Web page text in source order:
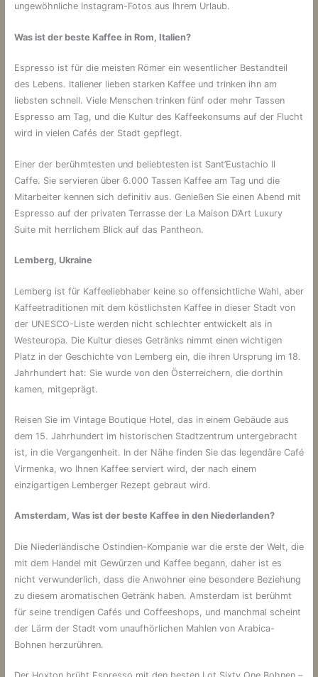
ungewöhnliche Instagram-Fotos aus Ihrem Urlaub.
Was ist der beste Kaffee in Rom, Italien?
Espresso ist für die meisten Römer ein wesentlicher Bestandteil
des Lebens. Italiener lieben starken Kaffee und trinken ihn am
liebsten schnell. Viele Menschen trinken fünf oder mehr Tassen
Espresso am Tag, und die Kultur des Kaffeekonsums auf der Flucht
wird in vielen Cafés der Stadt gepflegt.
Einer der berühmtesten und beliebtesten ist Sant’Eustachio Il
Caffe. Sie servieren über 6.000 Tassen Kaffee am Tag und die
Mitarbeiter kennen sich definitiv aus. Genießen Sie einen Abend mit
Espresso auf der privaten Terrasse der La Maison D’Art Luxury
Suite mit herrlichem Blick auf das Pantheon.
Lemberg, Ukraine
Lemberg ist für Kaffeeliebhaber keine so offensichtliche Wahl, aber
Kaffeetraditionen mit dem köstlichsten Kaffee in dieser Stadt von
der UNESCO-Liste werden nicht schlechter entwickelt als in
Westeuropa. Die Kultur dieses Getränks nimmt einen wichtigen
Platz in der Geschichte von Lemberg ein, die ihren Ursprung im 18.
Jahrhundert hat: Sie wurde von den Österreichern, die dorthin
kamen, mitgeprägt.
Reisen Sie im Vintage Boutique Hotel, das in einem Gebäude aus
dem 15. Jahrhundert im historischen Stadtzentrum untergebracht
ist, in die Vergangenheit. In der Nähe finden Sie das legendäre Café
Virmenka, wo Ihnen Kaffee serviert wird, der nach einem
einzigartigen Lemberger Rezept gebraut wird.
Amsterdam, Was ist der beste Kaffee in den Niederlanden?
Die Niederländische Ostindien-Kompanie war die erste der Welt, die
mit dem Handel mit Gewürzen und Kaffee begann, daher ist es
nicht verwunderlich, dass die Anwohner eine besondere Beziehung
zu diesem aromatischen Getränk haben. Amsterdam ist berühmt
für seine trendigen Cafés und Coffeeshops, und manchmal scheint
der Lärm der Stadt vom unaufhörlichen Mahlen von Arabica-
Bohnen herzurühren.